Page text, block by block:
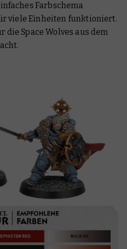
Farbschema
viele Einheiten funktioniert.
die Space Wolves aus dem